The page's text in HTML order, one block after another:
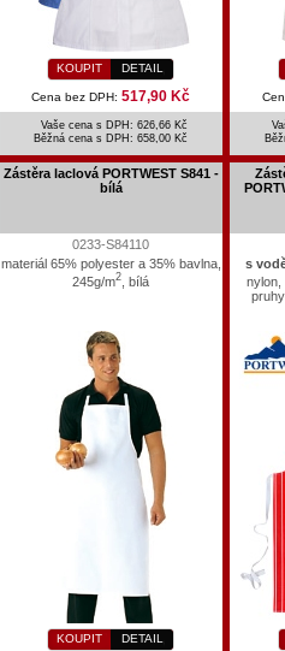
KOUPIT DETAIL
Cena bez DPH: 517,90 Kč
Vaše cena s DPH: 626,66 Kč
Běžná cena s DPH: 658,00 Kč
Zástěra laclová PORTWEST S841 -
bílá
0233-S84110
materiál 65% polyester a 35% bavlna,
245g/m2 , bílá
KOUPIT DETAIL
s
nylon,